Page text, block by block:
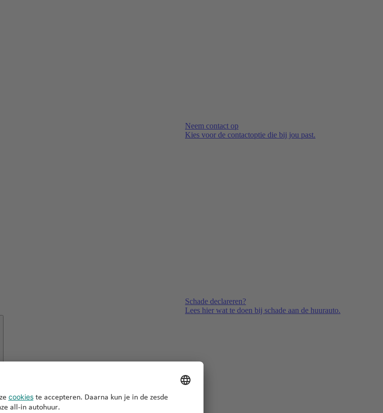
Neem contact op
Kies voor de contactoptie die bij jou past.
Schade declareren?
Lees hier wat te doen bij schade aan de huurauto.